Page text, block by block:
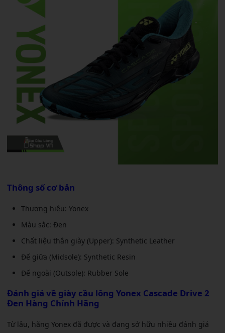
Thông số cơ bản
Thương hiệu: Yonex
Màu sắc: Đen
Chất liệu thân giày (Upper): Synthetic Leather
Đế giữa (Midsole): Synthetic Resin
Đế ngoài (Outsole): Rubber Sole
Đánh giá về giày cầu lông Yonex Cascade Drive 2
Đen Hàng Chính Hãng
Từ lâu, hãng Yonex đã được và đang sở hữu nhiều đánh giá